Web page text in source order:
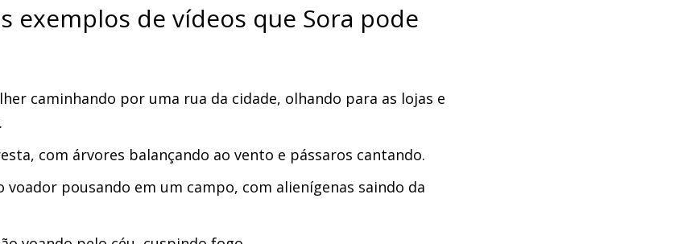
exemplos de vídeos que Sora pode
caminhando por uma rua da cidade, olhando para as lojas e
com árvores balançando ao vento e pássaros cantando.
voador pousando em um campo, com alienígenas saindo da